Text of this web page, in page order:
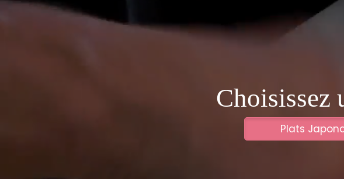
Choisissez
Plats